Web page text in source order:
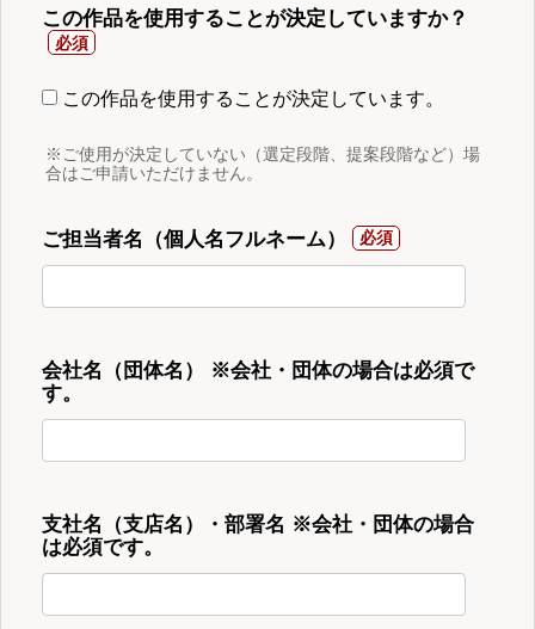
この作品を使用することが決定していますか？
この作品を使用することが決定しています。
※ご使用が決定していない（選定段階、提案段階など）場
合はご申請いただけません。
ご担当者名（個人名フルネーム）
会社名（団体名） ※会社・団体の場合は必須で
す。
支社名（支店名）・部署名 ※会社・団体の場合
は必須です。